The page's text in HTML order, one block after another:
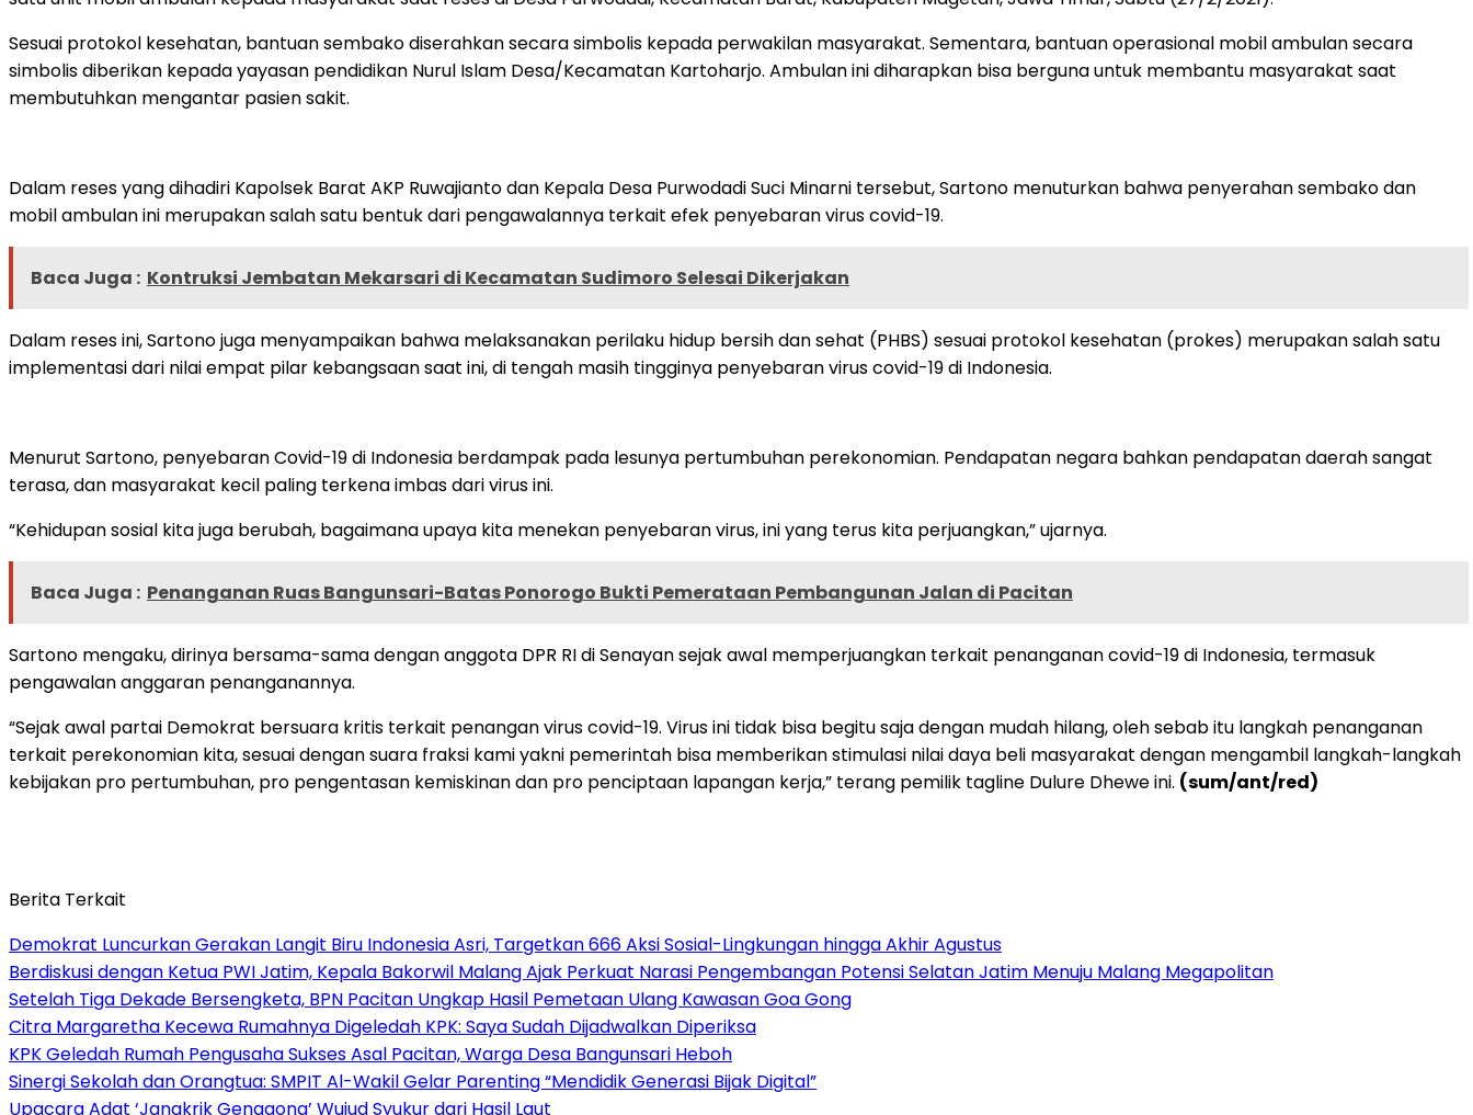
Sesuai protokol kesehatan, bantuan sembako diserahkan secara simbolis kepada perwakilan masyarakat. Sementara, bantuan operasional mobil ambulan secara
simbolis diberikan kepada yayasan pendidikan Nurul Islam Desa/Kecamatan Kartoharjo. Ambulan ini diharapkan bisa berguna untuk membantu masyarakat saat
membutuhkan mengantar pasien sakit.
Dalam reses yang dihadiri Kapolsek Barat AKP Ruwajianto dan Kepala Desa Purwodadi Suci Minarni tersebut, Sartono menuturkan bahwa penyerahan sembako dan
mobil ambulan ini merupakan salah satu bentuk dari pengawalannya terkait efek penyebaran virus covid-19.
Baca Juga : Kontruksi Jembatan Mekarsari di Kecamatan Sudimoro Selesai Dikerjakan
Dalam reses ini, Sartono juga menyampaikan bahwa melaksanakan perilaku hidup bersih dan sehat (PHBS) sesuai protokol kesehatan (prokes) merupakan salah satu
implementasi dari nilai empat pilar kebangsaan saat ini, di tengah masih tingginya penyebaran virus covid-19 di Indonesia.
Menurut Sartono, penyebaran Covid-19 di Indonesia berdampak pada lesunya pertumbuhan perekonomian. Pendapatan negara bahkan pendapatan daerah sangat
terasa, dan masyarakat kecil paling terkena imbas dari virus ini.
“Kehidupan sosial kita juga berubah, bagaimana upaya kita menekan penyebaran virus, ini yang terus kita perjuangkan,” ujarnya.
Baca Juga : Penanganan Ruas Bangunsari-Batas Ponorogo Bukti Pemerataan Pembangunan Jalan di Pacitan
Sartono mengaku, dirinya bersama-sama dengan anggota DPR RI di Senayan sejak awal memperjuangkan terkait penanganan covid-19 di Indonesia, termasuk
pengawalan anggaran penanganannya.
“Sejak awal partai Demokrat bersuara kritis terkait penangan virus covid-19. Virus ini tidak bisa begitu saja dengan mudah hilang, oleh sebab itu langkah penanganan
terkait perekonomian kita, sesuai dengan suara fraksi kami yakni pemerintah bisa memberikan stimulasi nilai daya beli masyarakat dengan mengambil langkah-langkah
kebijakan pro pertumbuhan, pro pengentasan kemiskinan dan pro penciptaan lapangan kerja,” terang pemilik tagline Dulure Dhewe ini. (sum/ant/red)
Berita Terkait
Demokrat Luncurkan Gerakan Langit Biru Indonesia Asri, Targetkan 666 Aksi Sosial-Lingkungan hingga Akhir Agustus
Berdiskusi dengan Ketua PWI Jatim, Kepala Bakorwil Malang Ajak Perkuat Narasi Pengembangan Potensi Selatan Jatim Menuju Malang Megapolitan
Setelah Tiga Dekade Bersengketa, BPN Pacitan Ungkap Hasil Pemetaan Ulang Kawasan Goa Gong
Citra Margaretha Kecewa Rumahnya Digeledah KPK: Saya Sudah Dijadwalkan Diperiksa
KPK Geledah Rumah Pengusaha Sukses Asal Pacitan, Warga Desa Bangunsari Heboh
Sinergi Sekolah dan Orangtua: SMPIT Al-Wakil Gelar Parenting “Mendidik Generasi Bijak Digital”
Upacara Adat ‘Jangkrik Genggong’ Wujud Syukur dari Hasil Laut